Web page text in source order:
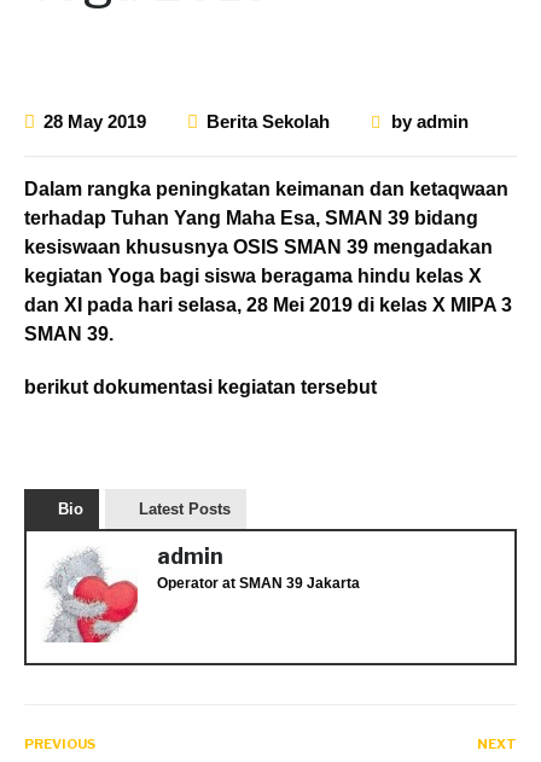
28 May 2019 Berita Sekolah byadmin
Dalam rangka peningkatan keimanan dan ketaqwaan
terhadap Tuhan Yang Maha Esa, SMAN 39 bidang
kesiswaan khususnya OSIS SMAN 39 mengadakan
kegiatan Yoga bagi siswa beragama hindu kelas X
dan XI pada hari selasa, 28 Mei 2019 di kelas X MIPA 3
SMAN 39.
berikut dokumentasi kegiatan tersebut
Bio Latest Posts
admin
Operator at SMAN 39 Jakarta
PREVIOUS NEXT